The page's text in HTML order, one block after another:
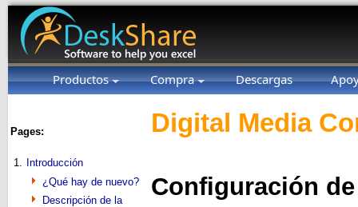
Productos Compra Descargas
Pages:
1.
Introducción
¿Qué hay de nuevo?
Descripción de la
Digital Media
Configuración